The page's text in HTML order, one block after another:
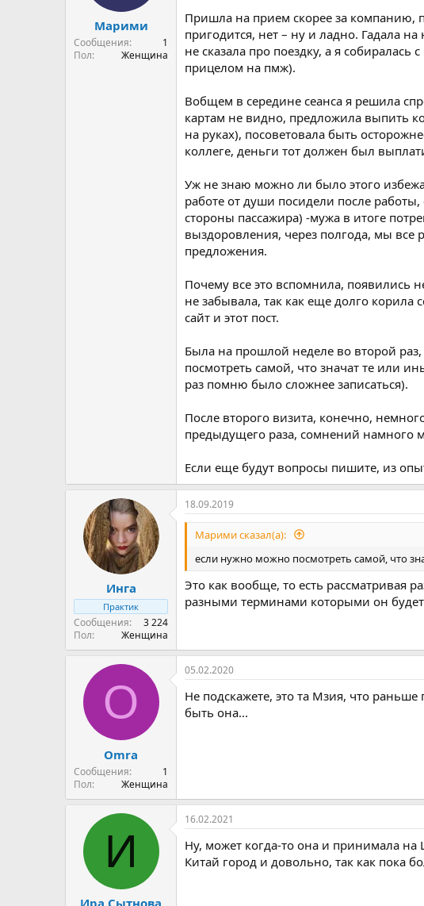
Марими
Сообщения
1
Пол
Женщина
Пришла на прием скорее за компанию,
пригодится, нет – ну и ладно. Гадала
не сказала про поездку, а я
прицелом на пмж).
Вобщем в середине сеанса я решила
картам не видно, предложила выпить
на руках), посоветовала быть
коллеге, деньги тот должен был
Уж не знаю можно ли было этого
работе от души посидели после
стороны пассажира) -мужа в итоге
выздоровления, через полгода, мы все
предложения.
Почему все это вспомнила, появились
не забывала, так как еще долго корила
сайт и этот пост.
Была на прошлой неделе во второй
посмотреть самой, что значат те или
раз помню было сложнее записаться).
После второго визита, конечно,
предыдущего раза, сомнений намного
Если еще будут вопросы пишите, из
Инга
Практик
Сообщения
3 224
Пол
Женщина
18.09.2019
Марими сказал(а):
если нужно можно посмотреть самой, что
Это как вообще, то есть рассматривая
разными терминами которыми он
O
Omra
Сообщения
1
Пол
Женщина
05.02.2020
Не подскажете, это та Мзия, что
быть она...
И
Ира Сытнова
16.02.2021
Ну, может когда-то она и принимала на
Китай город и довольно, так как пока